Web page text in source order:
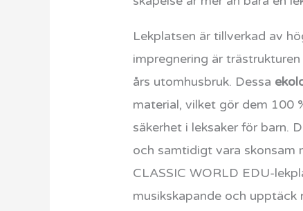
Lekplatsen är tillverkad av
impregnering är
års utomhusbruk. Dessa
material, vilket gör dem 100
säkerhet i leksaker för barn.
och samtidigt vara skonsam
CLASSIC WORLD EDU-
musikskapande och upptäck